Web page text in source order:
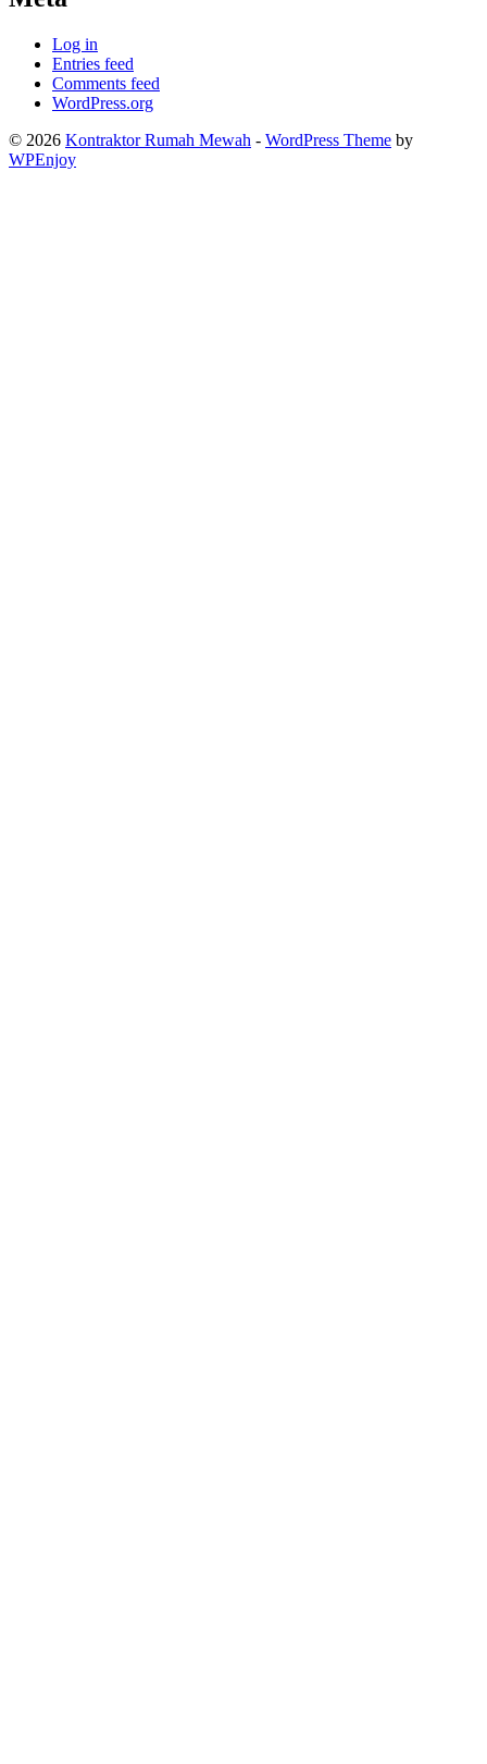
Log in
Entries feed
Comments feed
WordPress.org
© 2026 Kontraktor Rumah Mewah - WordPress Theme by
WPEnjoy